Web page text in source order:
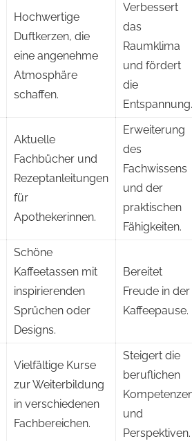
Hochwertige
Duftkerzen, die
eine angenehme
Atmosphäre
schaffen.
Verbessert
das
Raumklima
und fördert
die
Entspannung.
Aktuelle
Fachbücher und
Rezeptanleitungen
für
Apothekerinnen.
Erweiterung
des
Fachwissens
und der
praktischen
Fähigkeiten.
Schöne
Kaffeetassen mit
inspirierenden
Sprüchen oder
Designs.
Bereitet
Freude in der
Kaffeepause.
Vielfältige Kurse
zur Weiterbildung
in verschiedenen
Fachbereichen.
Steigert die
beruflichen
und
Perspektiven.